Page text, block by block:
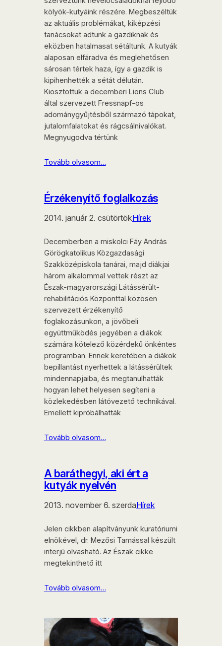
kölyök-kutyáink részére. Megbeszéltük
az aktuális problémákat, kiképzési
tanácsokat adtunk a gazdiknak és
eközben hatalmasat sétáltunk. A kutyák
alaposan elfáradva és meglehetősen
sárosan tértek haza, így a gazdik is
kipihenhették a sétát délután.
Kiosztottuk a decemberi Lions Club
által szervezett Fressnapf-os
adománygyűjtésből származó tápokat,
jutalomfalatokat és rágcsálnivalókat.
Megnyugodva tértünk
Tovább olvasom…
Érzékenyítő foglalkozás
2014. január 2. csütörtökHírek
Decemberben a miskolci Fáy András
Görögkatolikus Közgazdasági
Szakközépiskola tanárai, majd diákjai
három alkalommal vettek részt az
Észak-magyarországi Látássérült-
rehabilitációs Központtal közösen
szervezett érzékenyítő
foglakozásunkon, a jövőbeli
együttműködés jegyében a diákok
számára kötelező közérdekű önkéntes
programban. Ennek keretében a diákok
bepillantást nyerhettek a látássérültek
mindennapjaiba, és megtanulhatták
hogyan lehet helyesen segíteni a
közlekedésben látóvezető technikával.
Emellett kipróbálhatták
Tovább olvasom…
A baráthegyi, aki ért a
kutyák nyelvén
2013. november 6. szerdaHírek
Jelen cikkben alapítványunk kuratóriumi
elnökével, dr. Mezősi Tamással készült
interjú olvasható. Az Észak cikke
megtekinthető itt
Tovább olvasom…